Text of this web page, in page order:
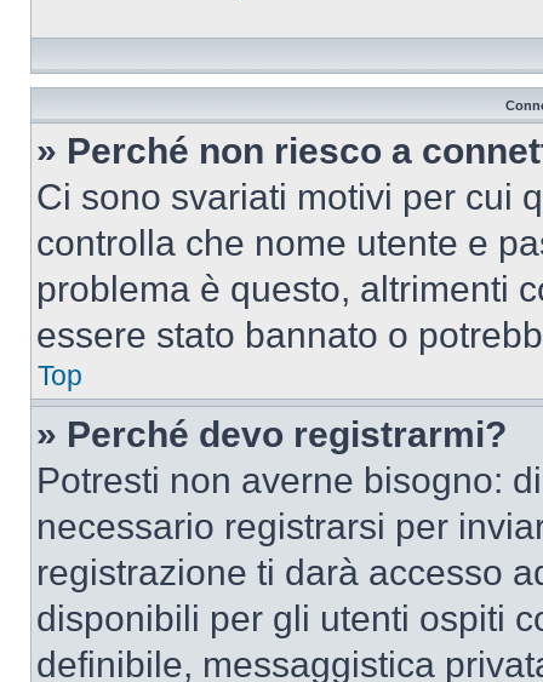
» Perché non riesco a
Ci sono svariati motivi per cui
controlla che nome utente e
problema è questo, altrimenti
essere stato bannato o
Top
» Perché devo registrarmi?
Potresti non averne bisogno:
necessario registrarsi per
registrazione ti darà accesso
disponibili per gli utenti ospiti
definibile, messaggistica